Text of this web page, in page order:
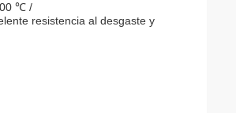
℃ /
resistencia al desgaste y